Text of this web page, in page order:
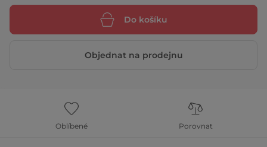
Do košíku
Objednat na prodejnu
Oblíbené Porovnat